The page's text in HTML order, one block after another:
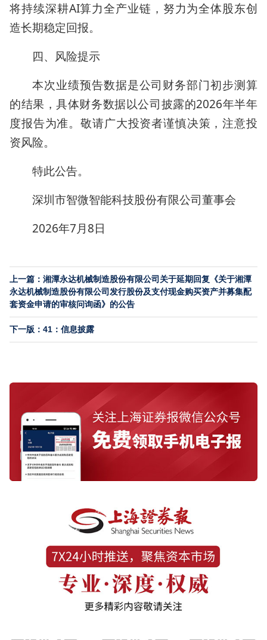
将持续深耕AI算力全产业链，努力为全体股东创
造长期稳定回报。
四、风险提示
本次业绩预告数据是公司财务部门初步测算
的结果，具体财务数据以公司披露的2026年半年
度报告为准。敬请广大投资者谨慎决策，注意投
资风险。
特此公告。
深圳市智微智能科技股份有限公司董事会
2026年7月8日
上一篇：湘潭永达机械制造股份有限公司关于延期回复《关于湘潭
永达机械制造股份有限公司发行股份及支付现金购买资产并募集配
套资金申请的审核问询函》的公告
下一版：41：信息披露